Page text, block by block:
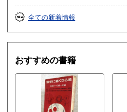
全ての新着情報
おすすめの書籍